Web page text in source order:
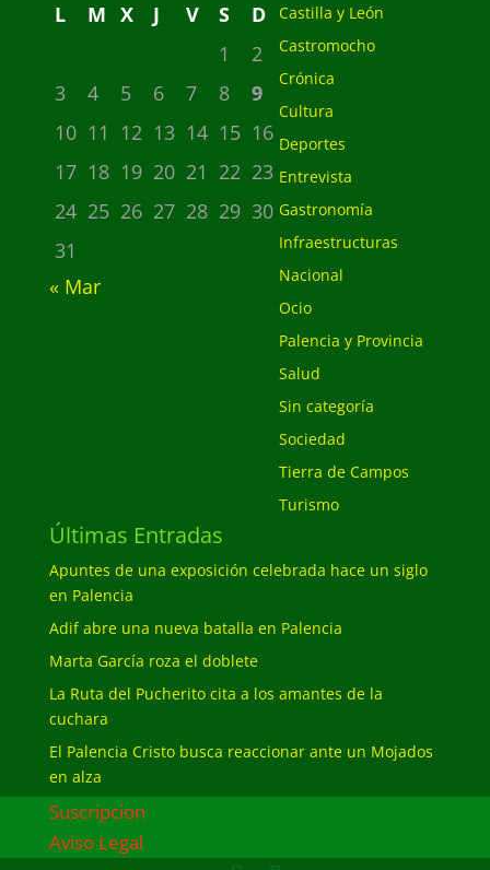
L M X J V S
D
1
2
3
4 5 6 7 8
9
10 11 12 13 14 15 16
17 18 19 20 21 22 23
24 25 26 27 28 29 30
31
« Mar
Castilla y León
Castromocho
Crónica
Cultura
Deportes
Entrevista
Gastronomía
Infraestructuras
Nacional
Ocio
Palencia y Provincia
Salud
Sin categoría
Sociedad
Tierra de Campos
Turismo
Últimas Entradas
Apuntes de una exposición celebrada hace un siglo
en Palencia
Adif abre una nueva batalla en Palencia
Marta García roza el doblete
La Ruta del Pucherito cita a los amantes de la
cuchara
El Palencia Cristo busca reaccionar ante un Mojados
en alza
Suscripcion
Aviso Legal